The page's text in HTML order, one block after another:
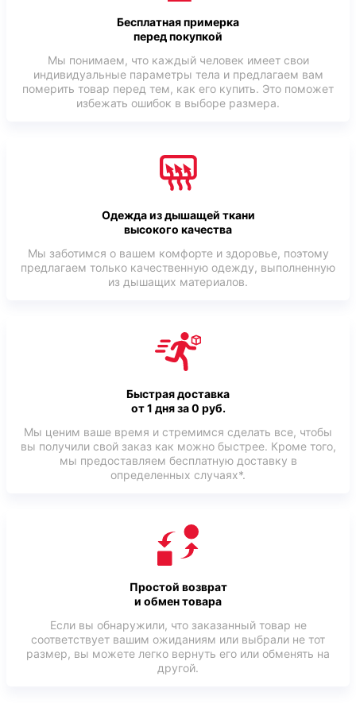
Бесплатная примерка
перед покупкой
Мы понимаем, что каждый человек имеет свои
индивидуальные параметры тела и предлагаем вам
померить товар перед тем, как его купить. Это поможет
избежать ошибок в выборе размера.
Одежда из дышащей ткани
высокого качества
Мы заботимся о вашем комфорте и здоровье, поэтому
предлагаем только качественную одежду, выполненную
из дышащих материалов.
Быстрая доставка
от 1 дня за 0 руб.
Мы ценим ваше время и стремимся сделать все, чтобы
вы получили свой заказ как можно быстрее. Кроме того,
мы предоставляем бесплатную доставку в
определенных случаях*.
Простой возврат
и обмен товара
Если вы обнаружили, что заказанный товар не
соответствует вашим ожиданиям или выбрали не тот
размер, вы можете легко вернуть его или обменять на
другой.